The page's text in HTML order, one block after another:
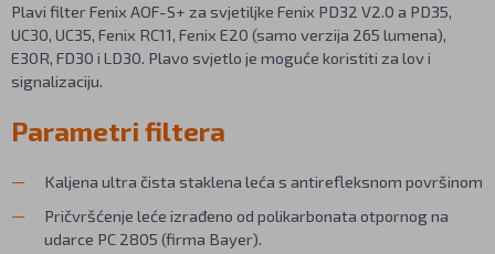
Plavi filter Fenix AOF-S+ za svjetiljke Fenix PD32 V2.0 a PD35,
UC30, UC35, Fenix RC11, Fenix E20 (samo verzija 265 lumena),
E30R, FD30 i LD30. Plavo svjetlo je moguće koristiti za lov i
signalizaciju.
Parametri filtera
Kaljena ultra čista staklena leća s antirefleksnom površinom
Pričvršćenje leće izrađeno od polikarbonata otpornog na
udarce PC 2805 (firma Bayer).